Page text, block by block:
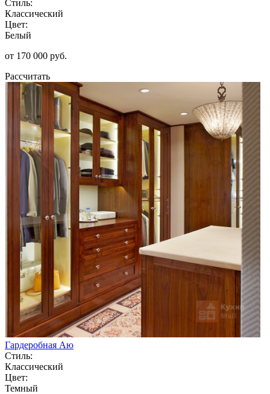
Стиль:
Классический
Цвет:
Белый
от 170 000 руб.
Рассчитать
Гардеробная Аю
Стиль:
Классический
Цвет:
Темный